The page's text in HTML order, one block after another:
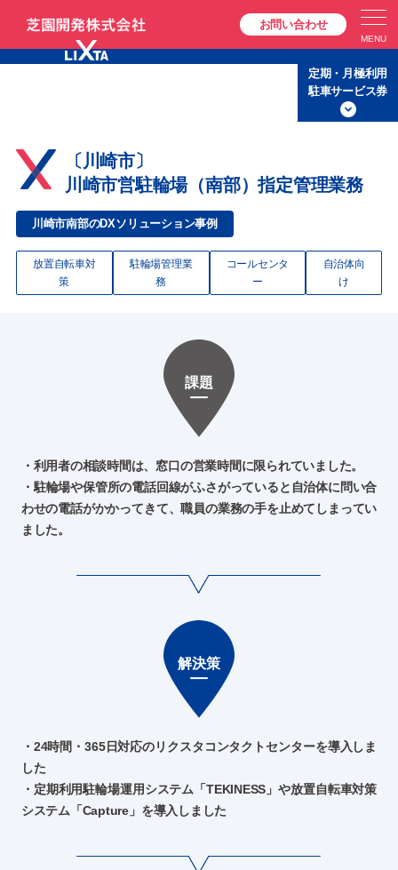
お問い合わせ
定期・月極利用
駐車サービス券
〔川崎市〕
川崎市営駐輪場（南部）指定管理業務
川崎市南部のDXソリューション事例
放置自転車対
策
駐輪場管理業
務
コールセンタ
ー
自治体向
け
課題
利用者の相談時間は、窓口の営業時間に限られていました。
駐輪場や保管所の電話回線がふさがっていると自治体に問い合
わせの電話がかかってきて、職員の業務の手を止めてしまってい
ました。
解決策
24時間・365日対応のリクスタコンタクトセンターを導入しま
した
定期利用駐輪場運用システム「TEKINESS」や放置自転車対策
システム「Capture」を導入しました